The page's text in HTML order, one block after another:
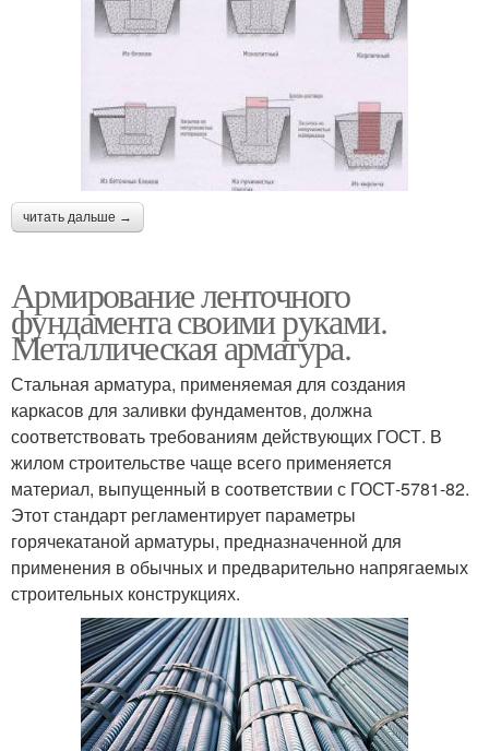
читать дальше →
Армирование ленточного
фундамента своими руками.
Металлическая арматура.
Стальная арматура, применяемая для создания
каркасов для заливки фундаментов, должна
соответствовать требованиям действующих ГОСТ. В
жилом строительстве чаще всего применяется
материал, выпущенный в соответствии с ГОСТ-5781-82.
Этот стандарт регламентирует параметры
горячекатаной арматуры, предназначенной для
применения в обычных и предварительно напрягаемых
строительных конструкциях.